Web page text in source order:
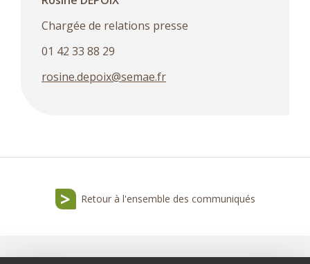
Chargée de relations presse
01 42 33 88 29
rosine.depoix@semae.fr
Retour à l'ensemble des communiqués